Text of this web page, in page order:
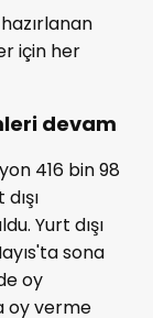
için her
devam
416 bin 98
Yurt dışı
sona
oy
oy verme